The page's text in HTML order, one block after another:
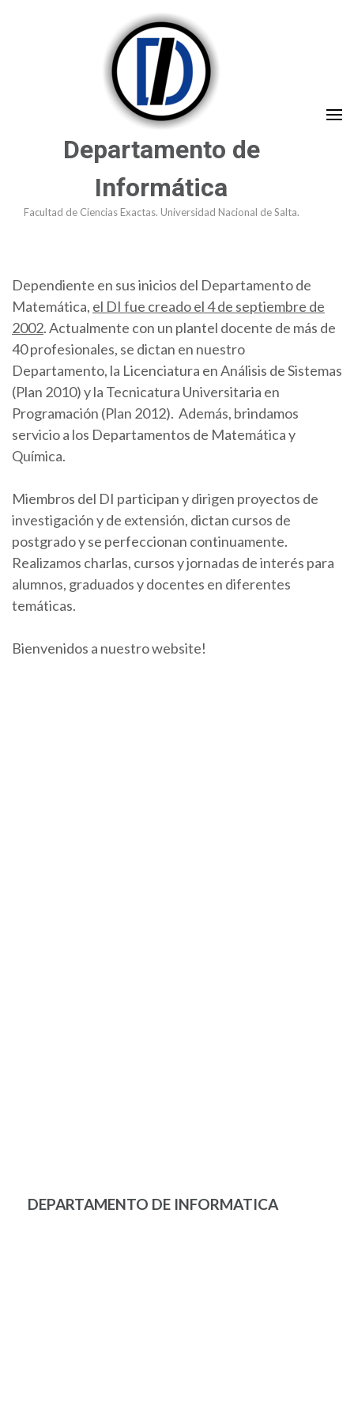
Departamento de
Informática
Facultad de Ciencias Exactas. Universidad Nacional de Salta.
Dependiente en sus inicios del Departamento de
Matemática, el DI fue creado el 4 de septiembre de
2002. Actualmente con un plantel docente de más de
40 profesionales, se dictan en nuestro
Departamento, la Licenciatura en Análisis de Sistemas
(Plan 2010) y la Tecnicatura Universitaria en
Programación (Plan 2012). Además, brindamos
servicio a los Departamentos de Matemática y
Química.
Miembros del DI participan y dirigen proyectos de
investigación y de extensión, dictan cursos de
postgrado y se perfeccionan continuamente.
Realizamos charlas, cursos y jornadas de interés para
alumnos, graduados y docentes en diferentes
temáticas.
Bienvenidos a nuestro website!
DEPARTAMENTO DE INFORMATICA